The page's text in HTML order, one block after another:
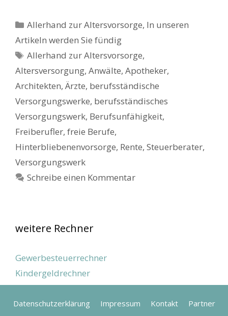
Kategorien
Allerhand zur Altersvorsorge, In unseren
Artikeln werden Sie fündig
Schlagwörter
Allerhand zur Altersvorsorge,
Altersversorgung, Anwälte, Apotheker,
Architekten, Ärzte, berufsständische
Versorgungswerke, berufsständisches
Versorgungswerk, Berufsunfähigkeit,
Freiberufler, freie Berufe,
Hinterbliebenenvorsorge, Rente, Steuerberater,
Versorgungswerk
Schreibe einen Kommentar
weitere Rechner
Gewerbesteuerrechner
Kindergeldrechner
Datenschutzerklärung Impressum Kontakt Partner